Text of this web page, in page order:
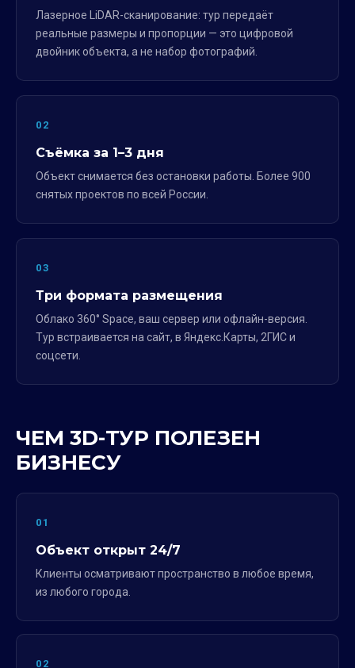
Лазерное LiDAR-сканирование: тур передаёт
реальные размеры и пропорции — это цифровой
двойник объекта, а не набор фотографий.
02
Съёмка за 1–3 дня
Объект снимается без остановки работы. Более 900
снятых проектов по всей России.
03
Три формата размещения
Облако 360° Space, ваш сервер или офлайн-версия.
Тур встраивается на сайт, в Яндекс.Карты, 2ГИС и
соцсети.
ЧЕМ 3D-ТУР ПОЛЕЗЕН
БИЗНЕСУ
01
Объект открыт 24/7
Клиенты осматривают пространство в любое время,
из любого города.
02